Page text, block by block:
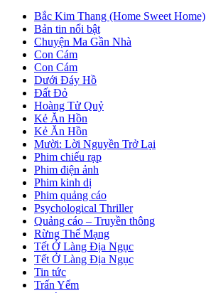
Bắc Kim Thang (Home Sweet Home)
Bản tin nổi bật
Chuyện Ma Gần Nhà
Con Cám
Con Cám
Dưới Đáy Hồ
Đất Đỏ
Hoàng Tử Quỷ
Kẻ Ăn Hồn
Kẻ Ăn Hồn
Mười: Lời Nguyền Trở Lại
Phim chiếu rạp
Phim điện ảnh
Phim kinh dị
Phim quảng cáo
Psychological Thriller
Quảng cáo – Truyền thông
Rừng Thế Mạng
Tết Ở Làng Địa Ngục
Tết Ở Làng Địa Ngục
Tin tức
Trấn Yểm